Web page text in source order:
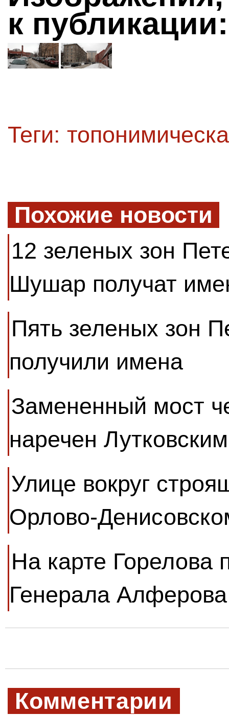
к публикации:
Теги:
Похожие новости
12 зеленых зон
Шушар получат
Пять зеленых зон
получили имена
Замененный мост
наречен Лутковским
Улице вокруг
Орлово-
На карте Горелова
Генерала Алферова
Комментарии